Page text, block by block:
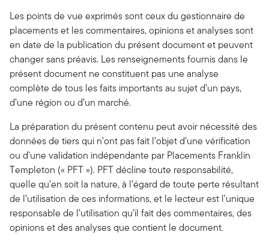
Les points de vue exprimés sont ceux du gestionnaire de
placements et les commentaires, opinions et analyses sont
en date de la publication du présent document et peuvent
changer sans préavis. Les renseignements fournis dans le
présent document ne constituent pas une analyse
complète de tous les faits importants au sujet d’un pays,
d’une région ou d’un marché.
La préparation du présent contenu peut avoir nécessité des
données de tiers qui n’ont pas fait l’objet d’une vérification
ou d’une validation indépendante par Placements Franklin
Templeton (« PFT »). PFT décline toute responsabilité,
quelle qu’en soit la nature, à l’égard de toute perte résultant
de l’utilisation de ces informations, et le lecteur est l’unique
responsable de l’utilisation qu’il fait des commentaires, des
opinions et des analyses que contient le document.